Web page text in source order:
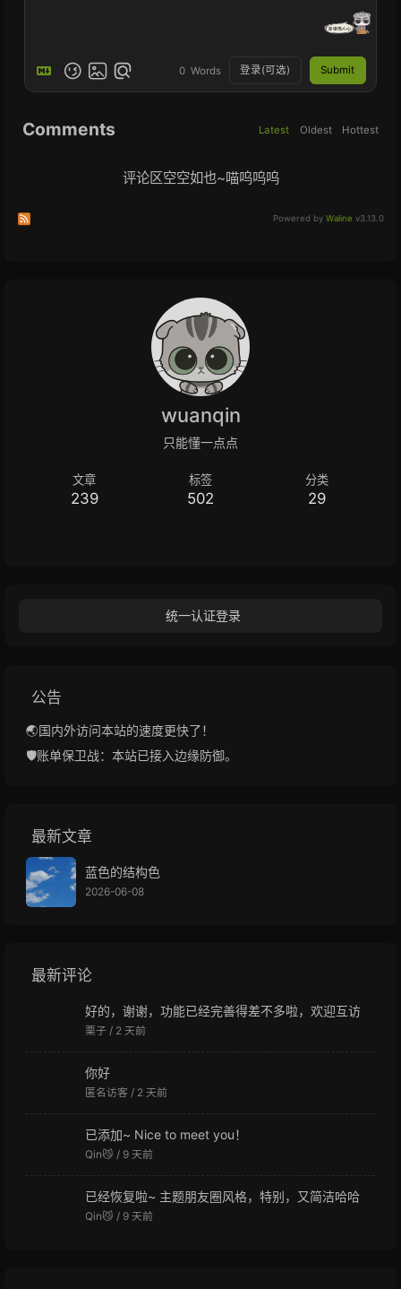
0 Words 登录(可选) Submit
Comments Latest Oldest Hottest
评论区空空如也~喵呜呜呜
Subscribe to comments of this site
Powered by Waline v3.13.0
wuanqin
只能懂一点点
文章
239
标签
502
分类
29
统一认证登录
公告
🌏国内外访问本站的速度更快了！
🛡️账单保卫战：本站已接入边缘防御。
最新文章
蓝色的结构色
2026-06-08
最新评论
好的，谢谢，功能已经完善得差不多啦，欢迎互访
栗子 / 2 天前
你好
匿名访客 / 2 天前
已添加~ Nice to meet you！
Qin😼 / 9 天前
已经恢复啦~ 主题朋友圈风格，特别，又简洁哈哈
Qin😼 / 9 天前